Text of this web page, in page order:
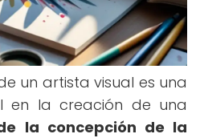
un artista visual es una
en la creación de una
la concepción de la